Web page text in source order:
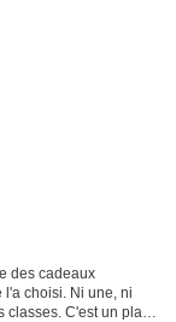
des cadeaux
choisi. Ni une, ni
C'est un plan